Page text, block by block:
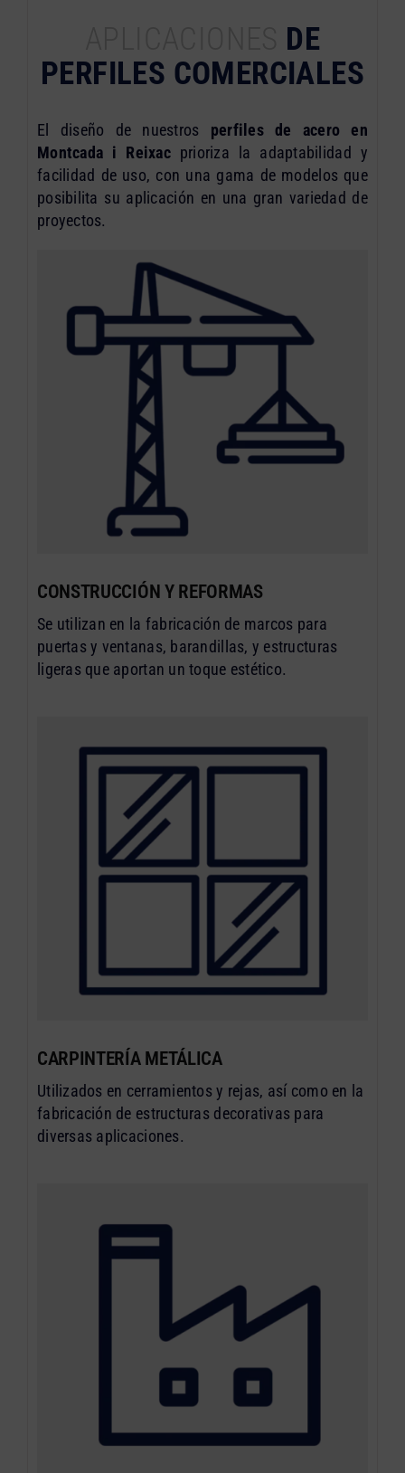
DE
PERFILES COMERCIALES
El diseño de nuestros perfiles de acero en
Montcada i Reixacprioriza la adaptabilidad y
facilidad de uso, con una gama de modelos que
posibilita su aplicación en una gran variedad de
proyectos.
CONSTRUCCIÓN Y REFORMAS
Se utilizan en la fabricación de marcos para
puertas y ventanas, barandillas, y estructuras
ligeras que aportan un toque estético.
CARPINTERÍA METÁLICA
Utilizados en cerramientos y rejas, así como en la
fabricación de estructuras decorativas para
diversas aplicaciones.